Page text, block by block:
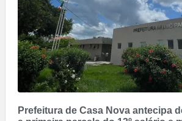
Prefeitura de Casa Nova antecipa